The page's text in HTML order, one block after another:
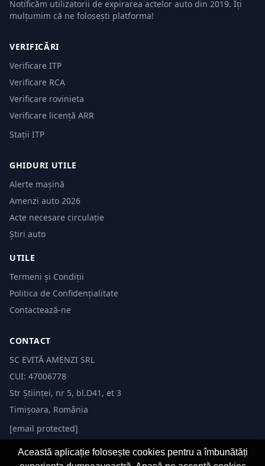
Notificăm utilizatorii de expirarea actelor auto din 2019. Îți
mulțumim că ne folosești platforma!
VERIFICĂRI
Verificare ITP
Verificare RCA
Verificare rovinieta
Verificare licență ARR
Stații ITP
GHIDURI UTILE
Alerte mașină
Amenzi auto 2026
Acte necesare circulație
Știri auto
UTILE
Termeni și Condiții
Politica de Confidențialitate
Contactează-ne
CONTACT
SC EVITĂ AMENZI SRL
CUI: 47006778
Str Științei, nr 5, bl.D41, et 3
Timișoara, România
[email protected]
Această aplicație folosește cookies pentru a îmbunătăți